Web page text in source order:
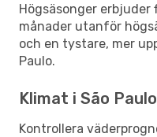
Högsäsonger
månader utanför
och en tystare, mer
Paulo.
Klimat i São Paulo
Kontrollera